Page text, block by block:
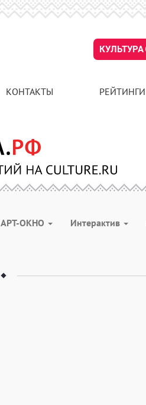
КУЛЬТУРА
КОНТАКТЫ РЕЙТИНГИ
АРТ-ОКНО Интерактив